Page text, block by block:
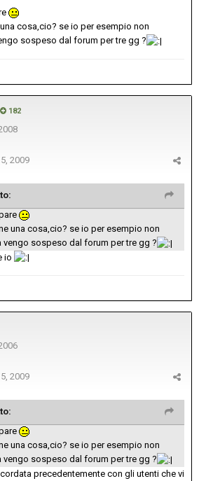
cosa,cio? se io per esempio non
sospeso dal forum per tre gg ?
182
2009
una cosa,cio? se io per esempio non
sospeso dal forum per tre gg ?
io
2009
una cosa,cio? se io per esempio non
sospeso dal forum per tre gg ?
precedentemente con gli utenti che vi